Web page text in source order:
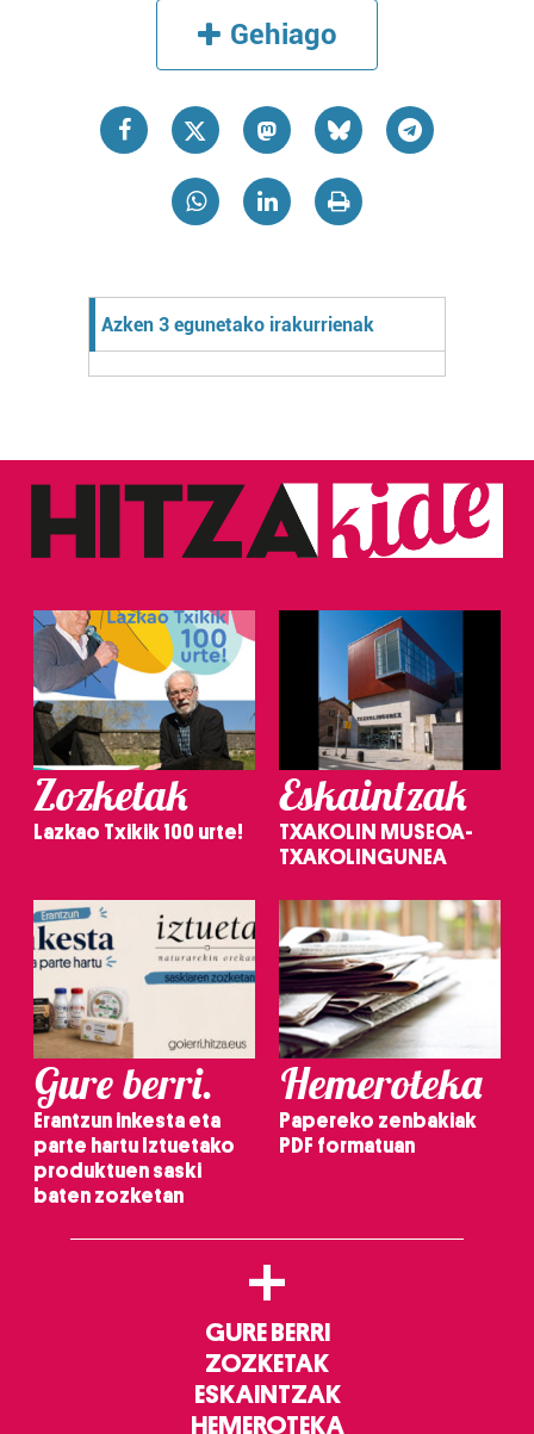
Gehiago
Azken 3 egunetako irakurrienak
Zozketak
Lazkao Txikik 100 urte!
Eskaintzak
TXAKOLIN MUSEOA-
TXAKOLINGUNEA
Gure berri.
Erantzun inkesta eta
parte hartu Iztuetako
produktuen saski
baten zozketan
Hemeroteka
Papereko zenbakiak
PDF formatuan
+
GURE BERRI
ZOZKETAK
ESKAINTZAK
HEMEROTEKA